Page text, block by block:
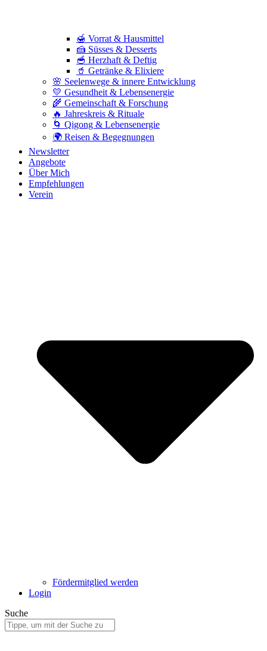
🍯 Vorrat & Hausmittel
🍰 Süsses & Desserts
🥣 Herzhaft & Deftig
🥤 Getränke & Elixiere
🌸 Seelenwege & innere Entwicklung
💛 Gesundheit & Lebensenergie
🌾 Gemeinschaft & Forschung
🔥 Jahreskreis & Rituale
🌀 Qigong & Lebensenergie
🌍 Reisen & Begegnungen
Newsletter
Angebote
Über Mich
Empfehlungen
Verein
Fördermitglied werden
Login
Suche